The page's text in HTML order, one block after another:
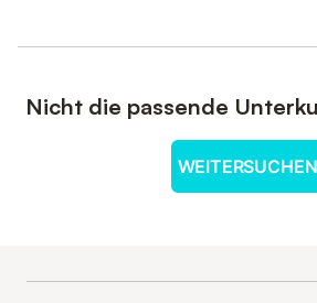
Nicht die passende
WEITERSUCHEN